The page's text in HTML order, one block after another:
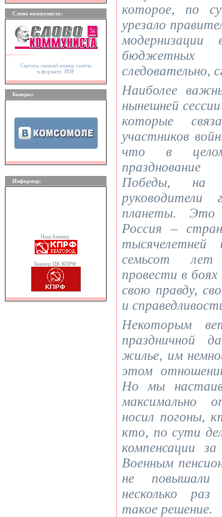
Слово коммуниста:
Скачать свежий номер газеты
в формате .PDF
Банеры:
Информер:
Наш баннер:
Баннер ЦК КПРФ:
которое, по
урезало
модернизации
бюджетных
следовательно,
Наиболее
нынешней
которые
участников
что в
Победы, на
руководители
планеты. Это
Россия –
семьсот
провести в
свою правду,
и
Некоторым
праздничной
жилье, им
этом
Но мы
максимально
носил погоны,
кто, по сути
компенсации
Военным
не
несколько раз
такое решение.